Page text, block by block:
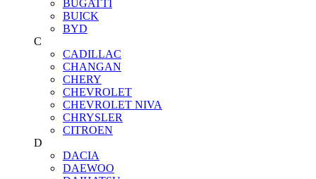
BUGATTI
BUICK
BYD
C
CADILLAC
CHANGAN
CHERY
CHEVROLET
CHEVROLET NIVA
CHRYSLER
CITROEN
D
DACIA
DAEWOO